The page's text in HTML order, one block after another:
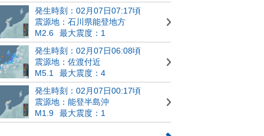
発生時刻：02月07日07:17頃
震源地：石川県能登地方
M2.6
最大震度：1
発生時刻：02月07日06:08頃
震源地：佐渡付近
M5.1
最大震度：4
発生時刻：02月07日00:17頃
震源地：能登半島沖
M1.9
最大震度：1